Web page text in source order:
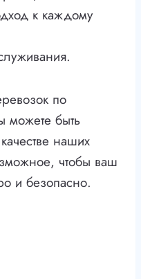
к каждому
по
можете быть
наших
чтобы ваш
и безопасно.